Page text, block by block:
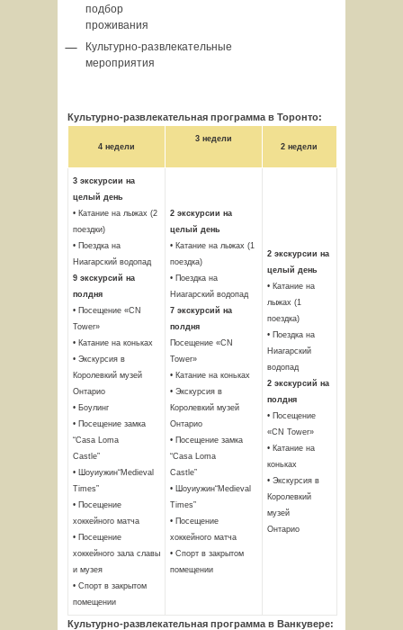
подбор
проживания
Культурно-развлекательные
мероприятия
Культурно-развлекательная программа в Торонто:
4 недели
3 недели
2 недели
3 экскурсии на
целый день
• Катание на лыжах (2
поездки)
• Поездка на
Ниагарский водопад
9 экскурсий на
полдня
• Посещение «CN
Tower»
• Катание на коньках
• Экскурсия в
Королевкий музей
Онтарио
• Боулинг
• Посещение замка
“Casa Loma
Castle”
• Шоуиужин“Medieval
Times”
• Посещение
хоккейного матча
• Посещение
хоккейного зала славы
и музея
• Спорт в закрытом
помещении
2 экскурсии на
целый день
• Катание на лыжах (1
поездка)
• Поездка на
Ниагарский водопад
7 экскурсий на
полдня
Посещение «CN
Tower»
• Катание на коньках
• Экскурсия в
Королевкий музей
Онтарио
• Посещение замка
“Casa Loma
Castle”
• Шоуиужин“Medieval
Times”
• Посещение
хоккейного матча
• Спорт в закрытом
помещении
2 экскурсии на
целый день
• Катание на
лыжах (1
поездка)
• Поездка на
Ниагарский
водопад
2 экскурсий на
полдня
• Посещение
«CN Tower»
• Катание на
коньках
• Экскурсия в
Королевкий
музей
Онтарио
Культурно-развлекательная программа в Ванкувере: